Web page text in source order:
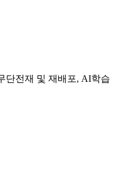
단전재 및 재배포, AI학습